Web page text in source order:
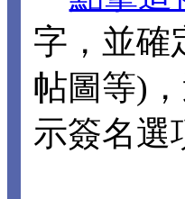
字，並確
帖圖等)
示簽名選